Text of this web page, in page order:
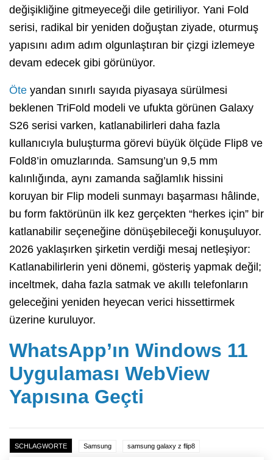
değişikliğine gitmeyeceği dile getiriliyor. Yani Fold
serisi, radikal bir yeniden doğuştan ziyade, oturmuş
yapısını adım adım olgunlaştıran bir çizgi izlemeye
devam edecek gibi görünüyor.
Öte yandan sınırlı sayıda piyasaya sürülmesi
beklenen TriFold modeli ve ufukta görünen Galaxy
S26 serisi varken, katlanabilirleri daha fazla
kullanıcıyla buluşturma görevi büyük ölçüde Flip8 ve
Fold8’in omuzlarında. Samsung’un 9,5 mm
kalınlığında, aynı zamanda sağlamlık hissini
koruyan bir Flip modeli sunmayı başarması hâlinde,
bu form faktörünün ilk kez gerçekten “herkes için” bir
katlanabilir seçeneğine dönüşebileceği konuşuluyor.
2026 yaklaşırken şirketin verdiği mesaj netleşiyor:
Katlanabilirlerin yeni dönemi, gösteriş yapmak değil;
inceltmek, daha fazla satmak ve akıllı telefonların
geleceğini yeniden heyecan verici hissettirmek
üzerine kuruluyor.
WhatsApp’ın Windows 11
Uygulaması WebView
Yapısına Geçti
SCHLAGWORTE Samsung samsung galaxy z flip8